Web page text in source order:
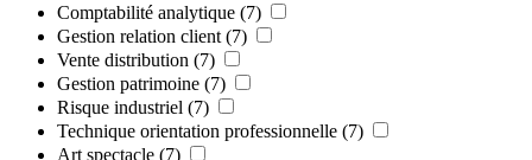
Comptabilité analytique (7)
Gestion relation client (7)
Vente distribution (7)
Gestion patrimoine (7)
Risque industriel (7)
Technique orientation professionnelle (7)
Art spectacle (7)